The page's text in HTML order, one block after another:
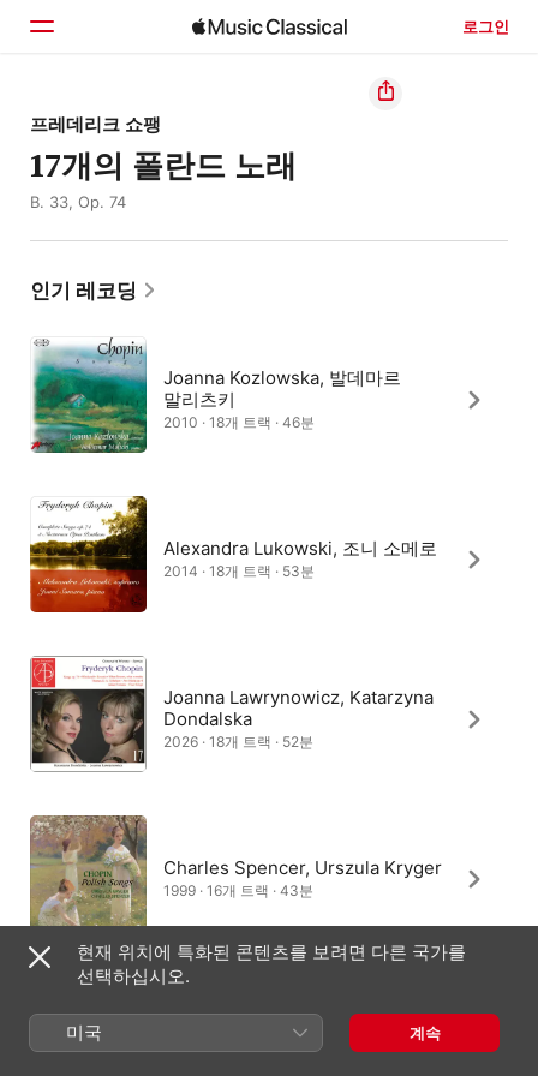
로그인
홈
둘러보기
프레데리크 쇼팽
17개의 폴란드 노래
B. 33, Op. 74
인기 레코딩
Joanna Kozlowska, 발데마르
말리츠키
2010 · 18개 트랙 · 46분
Alexandra Lukowski, 조니 소메로
2014 · 18개 트랙 · 53분
Joanna Lawrynowicz, Katarzyna
Dondalska
2026 · 18개 트랙 · 52분
Charles Spencer, Urszula Kryger
1999 · 16개 트랙 · 43분
니키타 마갈로프, 레일라 겐제르
1998 · 17개 트랙 · 49분
현재 위치에 특화된 콘텐츠를 보려면 다른 국가를
선택하십시오.
미국 계속